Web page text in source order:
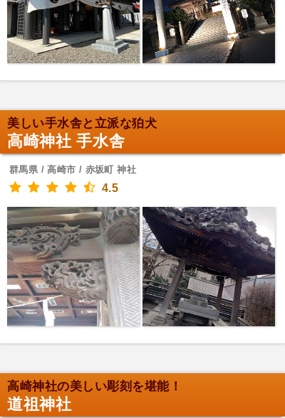
美しい手水舎と立派な狛犬
高崎神社 手水舎
群馬県 / 高崎市 / 赤坂町 神社
4.5
高崎神社の美しい彫刻を堪能！
道祖神社